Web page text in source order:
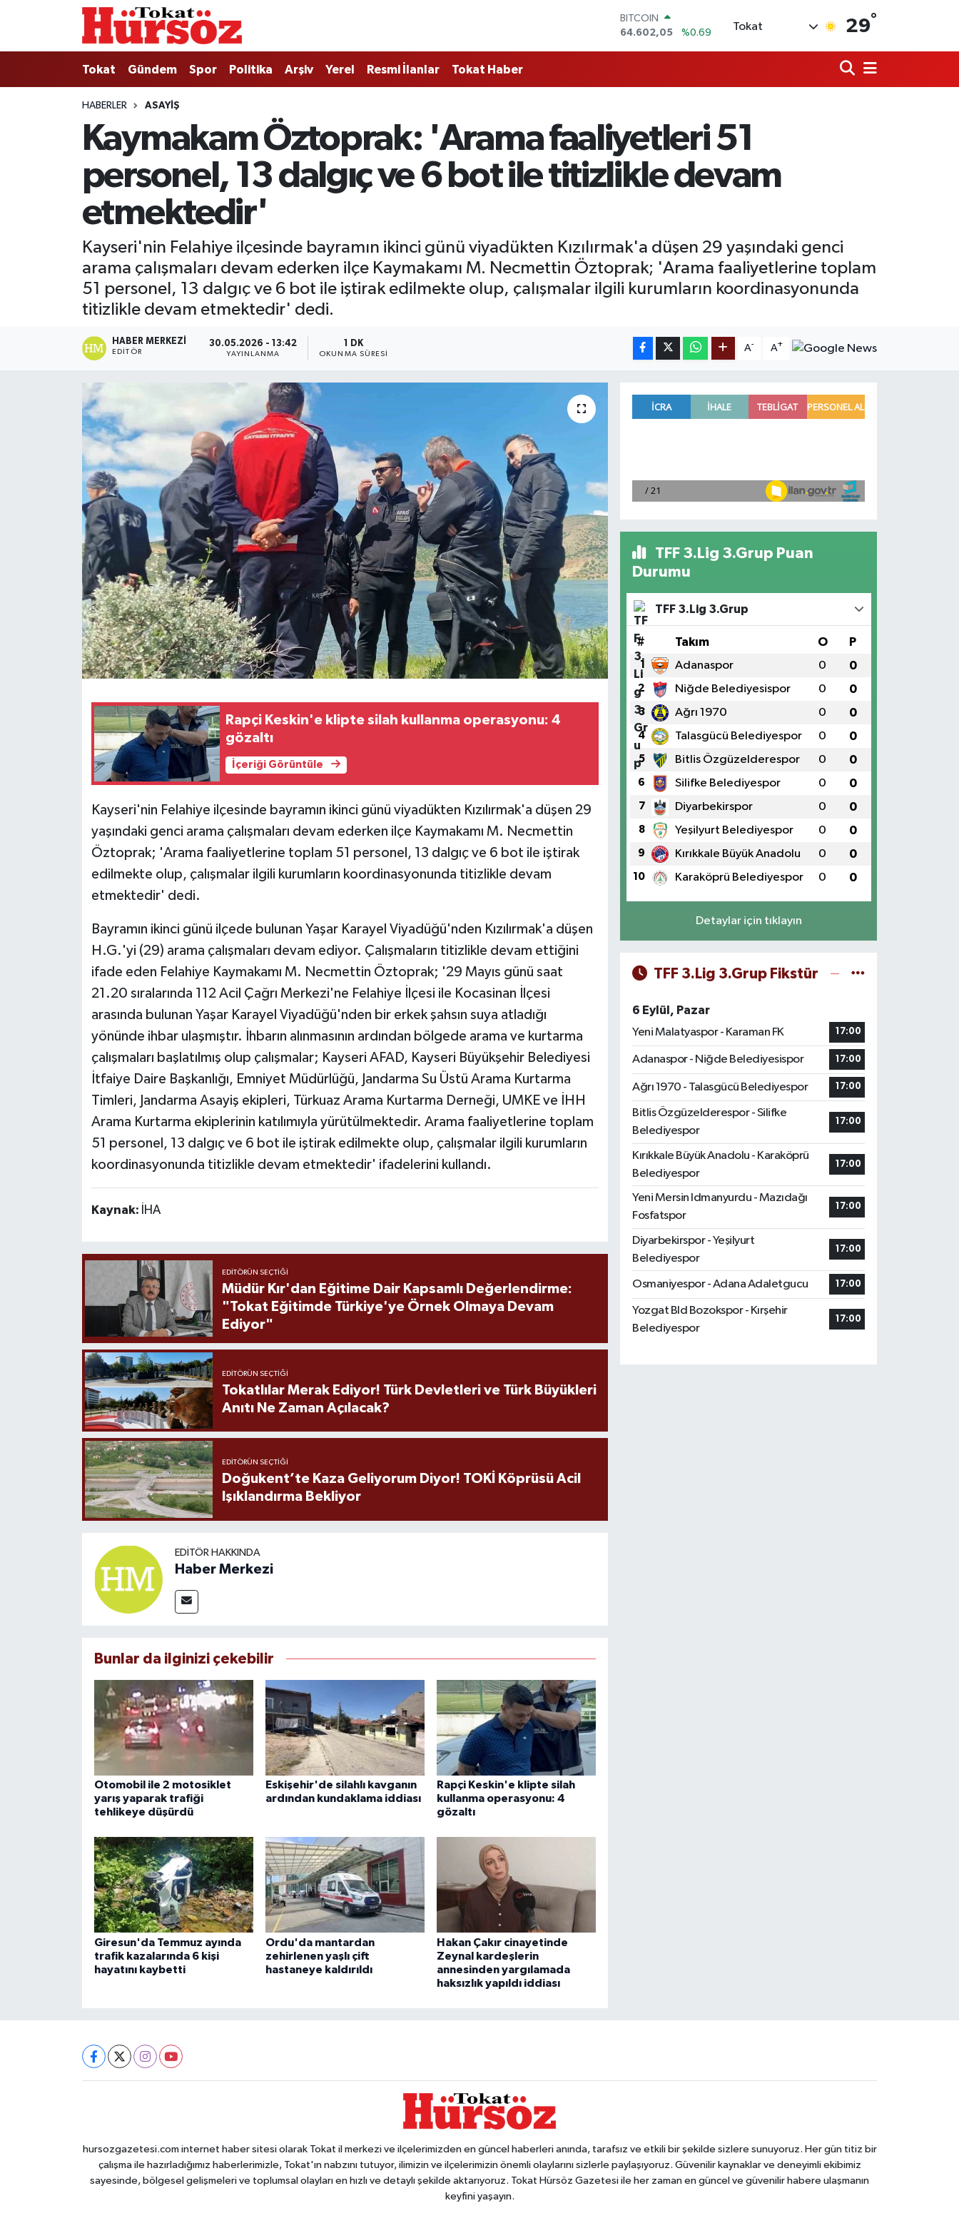
BITCOIN
64.602,05
%0.69
55,0700
%0.1
GRAM ALTIN
6518.23
%0.39
BİST100
13.768
%48
Tokat 29°
Tokat Gündem Spor Politika Arşiv Yerel Resmi İlanlar Tokat Haber
HABERLER ASAYIŞ
Kaymakam Öztoprak: 'Arama faaliyetleri 51
personel, 13 dalgıç ve 6 bot ile titizlikle devam
etmektedir'
Kayseri'nin Felahiye ilçesinde bayramın ikinci günü viyadükten Kızılırmak'a düşen 29 yaşındaki genci
arama çalışmaları devam ederken ilçe Kaymakamı M. Necmettin Öztoprak; 'Arama faaliyetlerine toplam
51 personel, 13 dalgıç ve 6 bot ile iştirak edilmekte olup, çalışmalar ilgili kurumların koordinasyonunda
titizlikle devam etmektedir' dedi.
HABER MERKEZI
EDITÖR
30.05.2026 - 13:42
YAYINLANMA
1 DK
OKUNMA SÜRESI
A- A+
Rapçi Keskin'e klipte silah kullanma operasyonu: 4
gözaltı
İçeriği Görüntüle
Kayseri'nin Felahiye ilçesinde bayramın ikinci günü viyadükten Kızılırmak'a düşen 29
yaşındaki genci arama çalışmaları devam ederken ilçe Kaymakamı M. Necmettin
Öztoprak; 'Arama faaliyetlerine toplam 51 personel, 13 dalgıç ve 6 bot ile iştirak
edilmekte olup, çalışmalar ilgili kurumların koordinasyonunda titizlikle devam
etmektedir' dedi.
Bayramın ikinci günü ilçede bulunan Yaşar Karayel Viyadüğü'nden Kızılırmak'a düşen
H.G.'yi (29) arama çalışmaları devam ediyor. Çalışmaların titizlikle devam ettiğini
ifade eden Felahiye Kaymakamı M. Necmettin Öztoprak; '29 Mayıs günü saat
21.20 sıralarında 112 Acil Çağrı Merkezi'ne Felahiye İlçesi ile Kocasinan İlçesi
arasında bulunan Yaşar Karayel Viyadüğü'nden bir erkek şahsın suya atladığı
yönünde ihbar ulaşmıştır. İhbarın alınmasının ardından bölgede arama ve kurtarma
çalışmaları başlatılmış olup çalışmalar; Kayseri AFAD, Kayseri Büyükşehir Belediyesi
İtfaiye Daire Başkanlığı, Emniyet Müdürlüğü, Jandarma Su Üstü Arama Kurtarma
Timleri, Jandarma Asayiş ekipleri, Türkuaz Arama Kurtarma Derneği, UMKE ve İHH
Arama Kurtarma ekiplerinin katılımıyla yürütülmektedir. Arama faaliyetlerine toplam
51 personel, 13 dalgıç ve 6 bot ile iştirak edilmekte olup, çalışmalar ilgili kurumların
koordinasyonunda titizlikle devam etmektedir' ifadelerini kullandı.
Kaynak: İHA
EDITÖRÜN SEÇTIĞI
Müdür Kır'dan Eğitime Dair Kapsamlı Değerlendirme:
"Tokat Eğitimde Türkiye'ye Örnek Olmaya Devam
Ediyor"
EDITÖRÜN SEÇTIĞI
Tokatlılar Merak Ediyor! Türk Devletleri ve Türk Büyükleri
Anıtı Ne Zaman Açılacak?
EDITÖRÜN SEÇTIĞI
Doğukent’te Kaza Geliyorum Diyor! TOKİ Köprüsü Acil
Işıklandırma Bekliyor
EDITÖR HAKKINDA
Haber Merkezi
Bunlar da ilginizi çekebilir
Otomobil ile 2 motosiklet
yarış yaparak trafiği
tehlikeye düşürdü
Eskişehir'de silahlı kavganın
ardından kundaklama iddiası
Rapçi Keskin'e klipte silah
kullanma operasyonu: 4
gözaltı
Giresun'da Temmuz ayında
trafik kazalarında 6 kişi
hayatını kaybetti
Ordu'da mantardan
zehirlenen yaşlı çift
hastaneye kaldırıldı
Hakan Çakır cinayetinde
Zeynal kardeşlerin
annesinden yargılamada
haksızlık yapıldı iddiası
TFF 3.Lig 3.Grup Puan
Durumu
TFF 3.Lig 3.Grup
# Takım O P
1 Adanaspor 0 0
2 Niğde Belediyesispor 0 0
3 Ağrı 1970 0 0
4 Talasgücü Belediyespor 0 0
5 Bitlis Özgüzelderespor 0 0
6 Silifke Belediyespor 0 0
7 Diyarbekirspor 0 0
8 Yeşilyurt Belediyespor 0 0
9 Kırıkkale Büyük Anadolu 0 0
10 Karaköprü Belediyespor 0 0
Detaylar için tıklayın
TFF 3.Lig 3.Grup Fikstür
6 Eylül, Pazar
Yeni Malatyaspor - Karaman FK
17:00
Adanaspor - Niğde Belediyesispor 17:00
Ağrı 1970 - Talasgücü Belediyespor 17:00
Bitlis Özgüzelderespor - Silifke
Belediyespor
17:00
Kırıkkale Büyük Anadolu - Karaköprü
Belediyespor
17:00
Yeni Mersin Idmanyurdu - Mazıdağı
Fosfatspor
17:00
Diyarbekirspor - Yeşilyurt
Belediyespor
17:00
Osmaniyespor - Adana Adaletgucu 17:00
Yozgat Bld Bozokspor - Kırşehir
Belediyespor
17:00
hursozgazetesi.com internet haber sitesi olarak Tokat il merkezi ve ilçelerimizden en güncel haberleri anında, tarafsız ve etkili bir şekilde sizlere sunuyoruz. Her gün titiz bir
çalışma ile hazırladığımız haberlerimizle, Tokat'ın nabzını tutuyor, ilimizin ve ilçelerimizin önemli olaylarını sizlerle paylaşıyoruz. Güvenilir kaynaklar ve deneyimli ekibimiz
sayesinde, bölgesel gelişmeleri ve toplumsal olayları en hızlı ve detaylı şekilde aktarıyoruz. Tokat Hürsöz Gazetesi ile her zaman en güncel ve güvenilir habere ulaşmanın
keyfini yaşayın.
Tokat
Türkiye Gündemi
Gündem
Tokat Spor
Ekonomi
Tokat Haber
Nöbetçi Eczaneler
Hava Durumu
Tokat Namaz Vakitleri
Süper Lig Puan Durumu ve Fikstür
Son Dakika Haberleri
Haber Arşivi